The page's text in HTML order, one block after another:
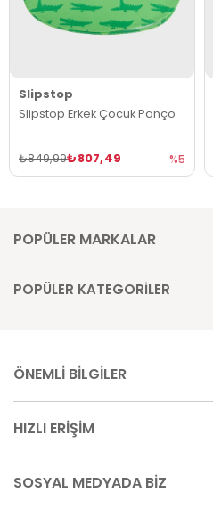
Slipstop
Slipstop Erkek Çocuk Panço
₺807,49
₺849,99 %5
POPÜLER MARKALAR
POPÜLER KATEGORİLER
ÖNEMLİ BİLGİLER
HIZLI ERİŞİM
SOSYAL MEDYADA BİZ